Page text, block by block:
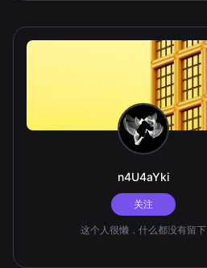
n4U4aYki
关注
这个人很懒，什么都没有留下